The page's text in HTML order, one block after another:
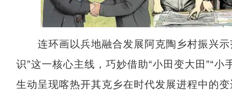
连环画以兵地融合发展阿克陶乡村振兴示
识”这一核心主线，巧妙借助“小田变大田”“
生动呈现喀热开其克乡在时代发展进程中的变